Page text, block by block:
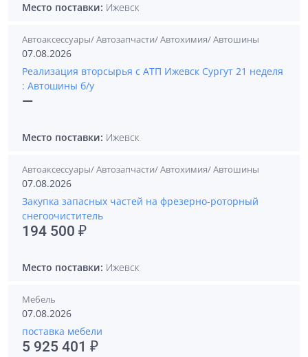
Место поставки: Ижевск
Автоаксессуары/ Автозапчасти/ Автохимия/ Автошины
07.08.2026
Реализация вторсырья с АТП Ижевск Сургут 21 неделя
: Автошины б/у
—
Место поставки: Ижевск
Автоаксессуары/ Автозапчасти/ Автохимия/ Автошины
07.08.2026
Закупка запасных частей на фрезерно-роторный
снегоочиститель
194 500 ₽
Место поставки: Ижевск
Мебель
07.08.2026
поставка мебели
5 925 401 ₽